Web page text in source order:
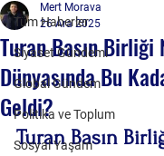
Tüm Haberler
Siyaset Gündemi
Global Gündem
Politika ve Toplum
Sosyal Yaşam
Turan Basın Birliği
Dünyasında Bu
Geldi?
Mert Morava
26 Ara 2025
Turan Basın